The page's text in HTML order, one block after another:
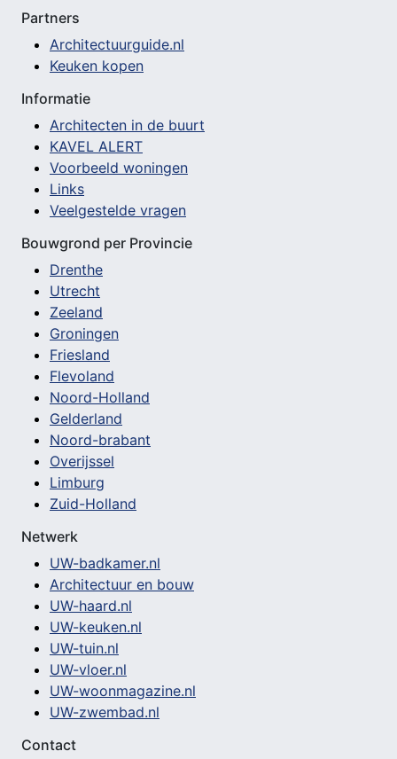
Partners
Architectuurguide.nl
Keuken kopen
Informatie
Architecten in de buurt
KAVEL ALERT
Voorbeeld woningen
Links
Veelgestelde vragen
Bouwgrond per Provincie
Drenthe
Utrecht
Zeeland
Groningen
Friesland
Flevoland
Noord-Holland
Gelderland
Noord-brabant
Overijssel
Limburg
Zuid-Holland
Netwerk
UW-badkamer.nl
Architectuur en bouw
UW-haard.nl
UW-keuken.nl
UW-tuin.nl
UW-vloer.nl
UW-woonmagazine.nl
UW-zwembad.nl
Contact